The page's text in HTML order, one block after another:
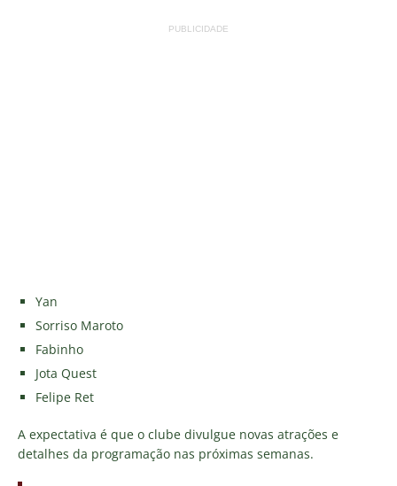
PUBLICIDADE
Yan
Sorriso Maroto
Fabinho
Jota Quest
Felipe Ret
A expectativa é que o clube divulgue novas atrações e
detalhes da programação nas próximas semanas.